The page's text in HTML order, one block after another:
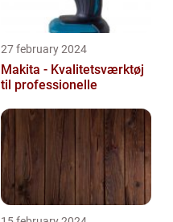
27 february 2024
Makita - Kvalitetsværktøj
til professionelle